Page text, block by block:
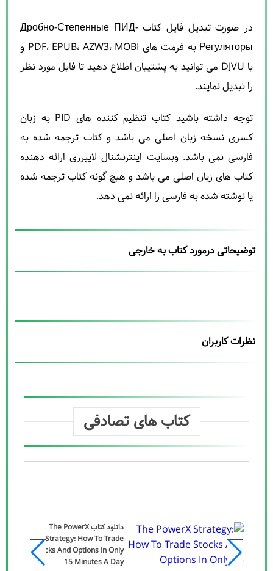
در صورت تبدیل فایل کتاب Дробно-Степенные ПИД-
Регуляторы به فرمت های PDF، EPUB، AZW3، MOBI و
یا DJVU می توانید به پشتیبان اطلاع دهید تا فایل مورد نظر
را تبدیل نمایند.
توجه داشته باشید کتاب تنظیم کننده های PID به زبان
کسری نسخه زبان اصلی می باشد و کتاب ترجمه شده به
فارسی نمی باشد. وبسایت اینترنشنال لایبرری ارائه دهنده
کتاب های زبان اصلی می باشد و هیچ گونه کتاب ترجمه شده
یا نوشته شده به فارسی را ارائه نمی دهد.
توضیحاتی درمورد کتاب به خارجی
نظرات کاربران
کتاب های تصادفی
دانلود کتاب The PowerX
Strategy: How To Trade
Stocks And Options In Only
15 Minutes A Day